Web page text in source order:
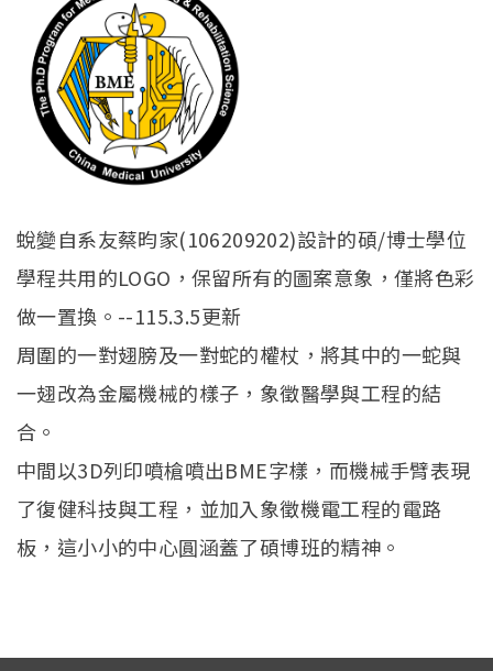
蛻變自系友蔡昀家(106209202)設計的碩/博士學位
學程共用的LOGO，保留所有的圖案意象，僅將色彩
做一置換。--115.3.5更新
周圍的一對翅膀及一對蛇的權杖，將其中的一蛇與
一翅改為金屬機械的樣子，象徵醫學與工程的結
合。
中間以3D列印噴槍噴出BME字樣，而機械手臂表現
了復健科技與工程，並加入象徵機電工程的電路
板，這小小的中心圓涵蓋了碩博班的精神。